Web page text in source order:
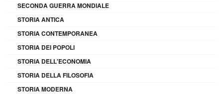
SECONDA GUERRA MONDIALE
STORIA ANTICA
STORIA CONTEMPORANEA
STORIA DEI POPOLI
STORIA DELL'ECONOMIA
STORIA DELLA FILOSOFIA
STORIA MODERNA